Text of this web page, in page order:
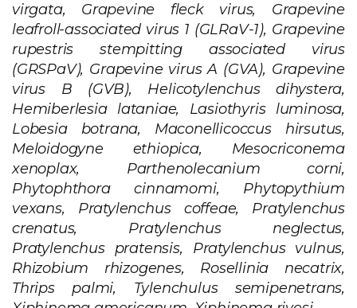
virgata, Grapevine fleck virus, Grapevine
leafroll-associated virus 1 (GLRaV-1), Grapevine
rupestris stempitting associated virus
(GRSPaV), Grapevine virus A (GVA), Grapevine
virus B (GVB), Helicotylenchus dihystera,
Hemiberlesia lataniae, Lasiothyris luminosa,
Lobesia botrana, Maconellicoccus hirsutus,
Meloidogyne ethiopica, Mesocriconema
xenoplax, Parthenolecanium corni,
Phytophthora cinnamomi, Phytopythium
vexans, Pratylenchus coffeae, Pratylenchus
crenatus, Pratylenchus neglectus,
Pratylenchus pratensis, Pratylenchus vulnus,
Rhizobium rhizogenes, Rosellinia necatrix,
Thrips palmi, Tylenchulus semipenetrans,